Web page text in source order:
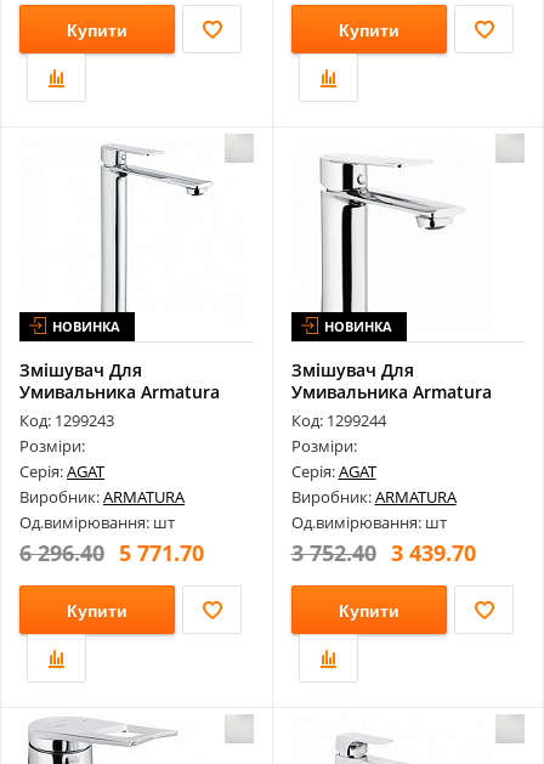
Купити Купити
НОВИНКА
Змішувач Для
Умивальника Armatura
Agat 4422-612-00
Код: 1299243
Розміри:
Серія:AGAT
Виробник:ARMATURA
Од.вимірювання: шт
6 296.40 5 771.70
Купити
НОВИНКА
Змішувач Для
Умивальника Armatura
Agat 4422-815-00
Код: 1299244
Розміри:
Серія:AGAT
Виробник:ARMATURA
Од.вимірювання: шт
3 752.40 3 439.70
Купити